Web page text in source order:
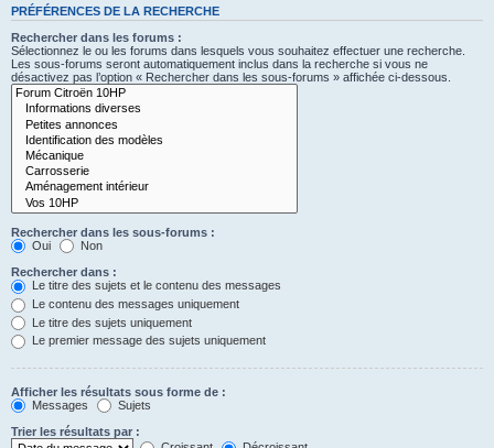
PRÉFÉRENCES DE LA RECHERCHE
Rechercher dans les forums :
Sélectionnez le ou les forums dans lesquels vous souhaitez effectuer une recherche.
Les sous-forums seront automatiquement inclus dans la recherche si vous ne
désactivez pas l’option « Rechercher dans les sous-forums » affichée ci-dessous.
Rechercher dans les sous-forums :
Oui
Non
Rechercher dans :
Le titre des sujets et le contenu des messages
Le contenu des messages uniquement
Le titre des sujets uniquement
Le premier message des sujets uniquement
Afficher les résultats sous forme de :
Messages
Sujets
Trier les résultats par :